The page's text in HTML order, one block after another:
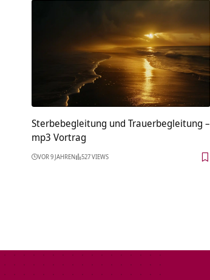
Sterbebegleitung und Trauerbegleitung –
mp3 Vortrag
VOR 9 JAHREN 527 VIEWS